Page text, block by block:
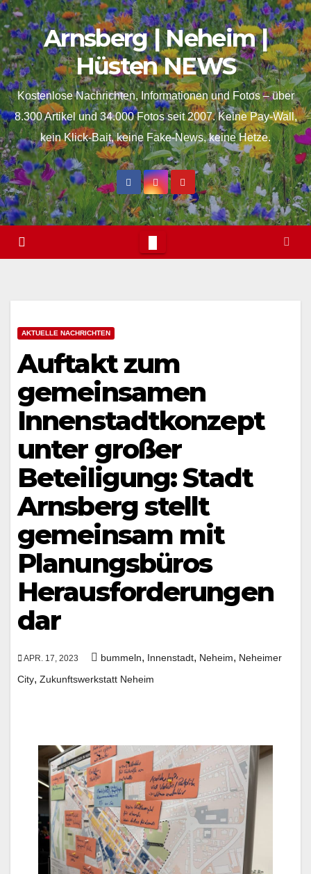
springen
Skip
to
content
Arnsberg | Neheim |
Hüsten NEWS
Kostenlose Nachrichten, Informationen und Fotos – über
8.300 Artikel und 34.000 Fotos seit 2007. Keine Pay-Wall,
kein Klick-Bait, keine Fake-News, keine Hetze.
AKTUELLE NACHRICHTEN
Auftakt zum
gemeinsamen
Innenstadtkonzept
unter großer
Beteiligung: Stadt
Arnsberg stellt
gemeinsam mit
Planungsbüros
Herausforderungen
dar
APR. 17, 2023 bummeln, Innenstadt, Neheim, Neheimer
City, Zukunftswerkstatt Neheim